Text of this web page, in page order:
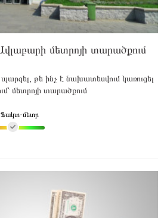
մետրոյի տարածքում
թե ինչ է նախատեսվում կառուցել
մետրոյի տարածքում
Ֆակտ-մետր